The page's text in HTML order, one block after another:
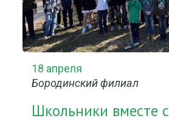
18 апреля
Бородинский филиал
Школьники вместе с